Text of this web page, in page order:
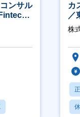
ンサル
カ
／
株